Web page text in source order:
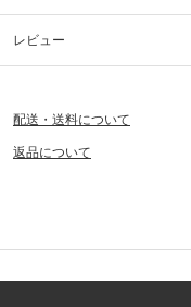
レビュー
配送・送料について
返品について